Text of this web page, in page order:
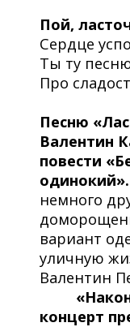
Пой,
Сердце
Ты ту
Про
Песню
Валентин
повести
одинокий».
немного
вариант
уличную
Валентин
концерт